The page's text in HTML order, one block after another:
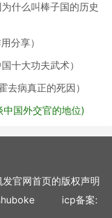
什么叫棒子国的历史
分享）
十大功夫武术）
病真正的死因）
国外交官的地位)
发官网首页的版权声明
icp备案: